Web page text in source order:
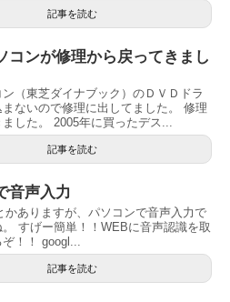
記事を読む
コンが修理から戻ってきまし
ン（東芝ダイナブック）のＤＶＤドラ
ないので修理に出してました。 修理
した。 2005年に買ったデス...
記事を読む
音声入力
かありますが、パソコンで音声入力で
。 すげー簡単！！WEBに音声認識を取
！！ googl...
記事を読む